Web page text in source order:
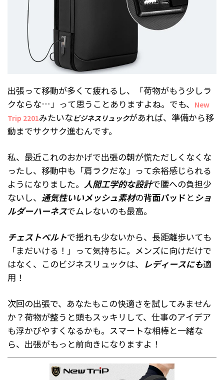
出張って移動が多くて疲れるし、「荷物がもう少しラ
クならな…」って思うことありますよね。でも、 New
Trip 2201みたいなビジネスリュックがあれば、準備から移
動までサクサク進むんです。
私、最近これのおかげで出張の朝が慌ただしくなくな
ったし、移動中も「肩ラクだな」って余裕感じられる
ようになりました。 人間工学的な設計で腰への負担少
ないし、 通気性いいメッシュ素材の背面パッド とショ
ルダーハーネスでムレないのも最高。
チェストベルトで揺れも少ないから、長距離歩いても
「まだいける！」って気持ちに。メンズに向けだけで
はなく、このビジネスリュックは、 レディースにも適
用！
次回の出張で、あなたもこの快適さを試してみません
か？荷物が整うと頭もスッキリして、仕事のアイデア
も浮かびやすくなるかも。スマートな相棒と一緒な
ら、出張がもっと前向きになりますよ！